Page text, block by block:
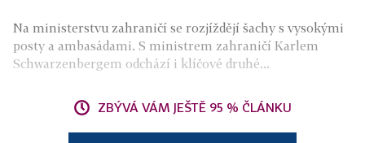
Na ministerstvu zahraničí se rozjíždějí šachy s vysokými
posty a ambasádami. S ministrem zahraničí Karlem
Schwarzenbergem odchází i klíčové druhé...
ZBÝVÁ VÁM JEŠTĚ 95 % ČLÁNKU